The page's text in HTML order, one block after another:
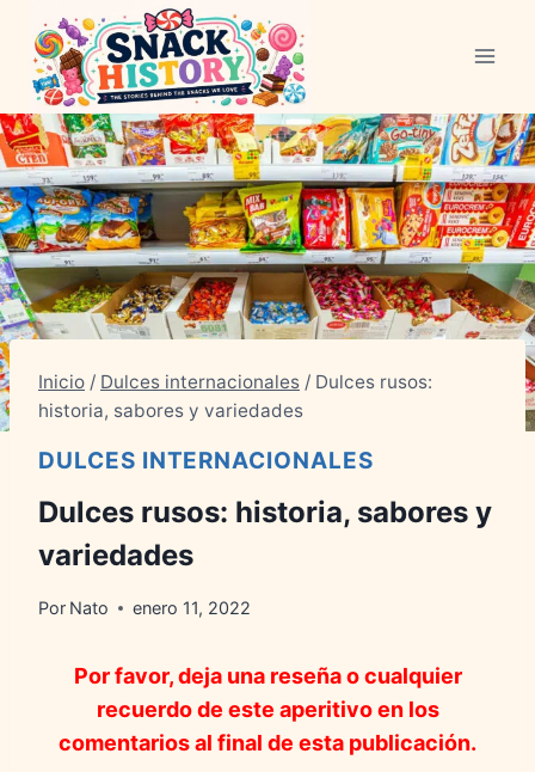
Contenido
Inicio / Dulces internacionales / Dulces rusos:
historia, sabores y variedades
DULCES INTERNACIONALES
Dulces rusos: historia, sabores y
variedades
Por Nato enero 11, 2022
Por favor, deja una reseña o cualquier
recuerdo de este aperitivo en los
comentarios al final de esta publicación.